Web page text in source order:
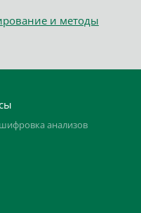
и методы
анализов